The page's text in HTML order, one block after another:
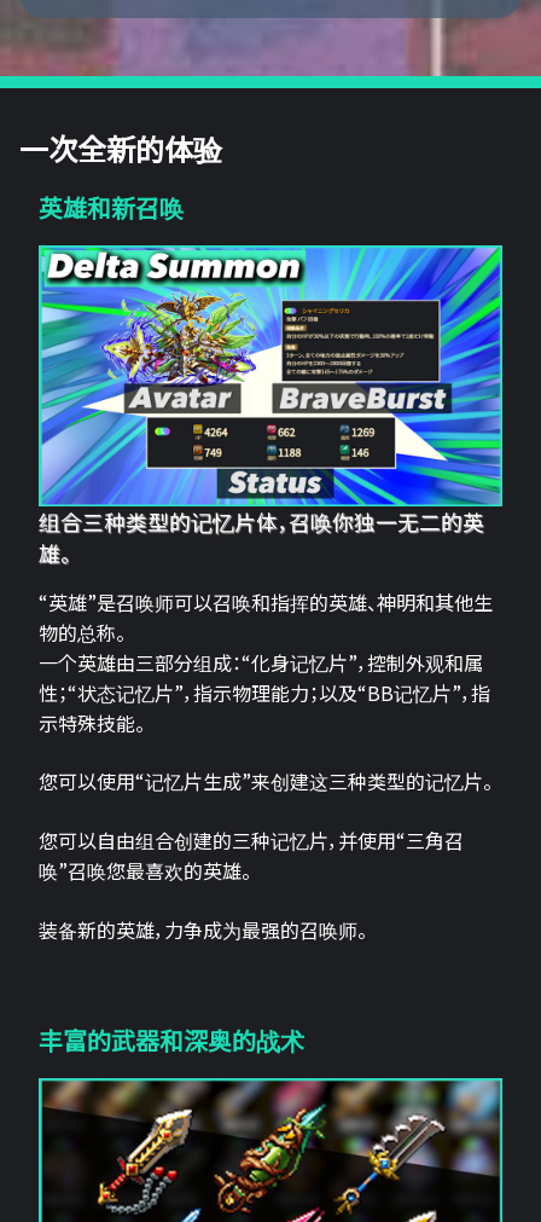
一次全新的体验
英雄和新召唤
组合三种类型的记忆片体，召唤你独一无二的英
雄。
“英雄”是召唤师可以召唤和指挥的英雄、神明和其他生
物的总称。
一个英雄由三部分组成：“化身记忆片”，控制外观和属
性；“状态记忆片”，指示物理能力；以及“BB记忆片”，指
示特殊技能。
您可以使用“记忆片生成”来创建这三种类型的记忆片。
您可以自由组合创建的三种记忆片，并使用“三角召
唤”召唤您最喜欢的英雄。
装备新的英雄，力争成为最强的召唤师。
丰富的武器和深奥的战术